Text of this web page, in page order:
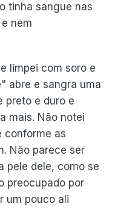
tinha sangue nas
nem
limpei com soro e
abre e sangra uma
preto e duro e
mais. Não notei
conforme as
Não parece ser
pele dele, como se
preocupado por
um pouco ali